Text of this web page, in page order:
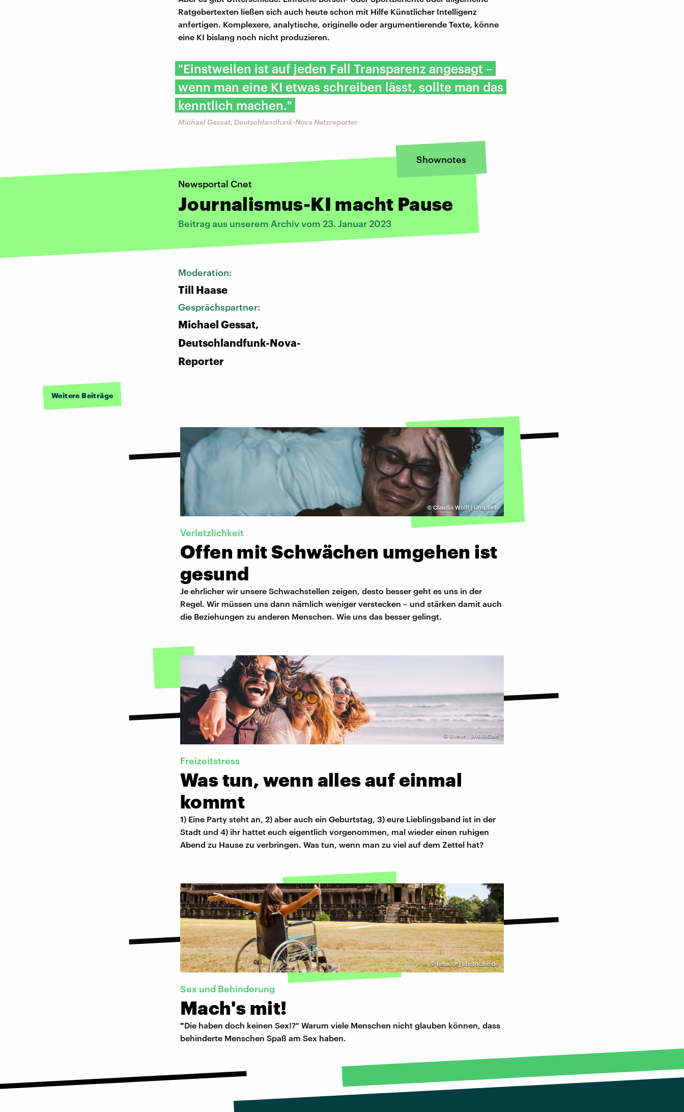
Ratgebertexten ließen sich auch heute schon mit Hilfe Künstlicher Intelligenz
anfertigen. Komplexere, analytische, originelle oder argumentierende Texte, könne
eine KI bislang noch nicht produzieren.
"Einstweilen ist auf jeden Fall Transparenz angesagt –
wenn man eine KI etwas schreiben lässt, sollte man das
kenntlich machen."
Michael Gessat, Deutschlandfunk-Nova Netzreporter
Shownotes
Newsportal Cnet
Journalismus-KI macht Pause
Beitrag aus unserem Archiv vom 23. Januar 2023
Moderation:
Till Haase
Gesprächspartner:
Michael Gessat,
Deutschlandfunk-Nova-
Reporter
Weitere Beiträge
© Claudia Wolff | Unsplash
Verletzlichkeit
Offen mit Schwächen umgehen ist
gesund
Je ehrlicher wir unsere Schwachstellen zeigen, desto besser geht es uns in der
Regel. Wir müssen uns dann nämlich weniger verstecken – und stärken damit auch
die Beziehungen zu anderen Menschen. Wie uns das besser gelingt.
© criene | photocase
Freizeitstress
Was tun, wenn alles auf einmal
kommt
1) Eine Party steht an, 2) aber auch ein Geburtstag, 3) eure Lieblingsband ist in der
Stadt und 4) ihr hattet euch eigentlich vorgenommen, mal wieder einen ruhigen
Abend zu Hause zu verbringen. Was tun, wenn man zu viel auf dem Zettel hat?
©benicce | photocase.de
Sex und Behinderung
Mach's mit!
"Die haben doch keinen Sex!?" Warum viele Menschen nicht glauben können, dass
behinderte Menschen Spaß am Sex haben.